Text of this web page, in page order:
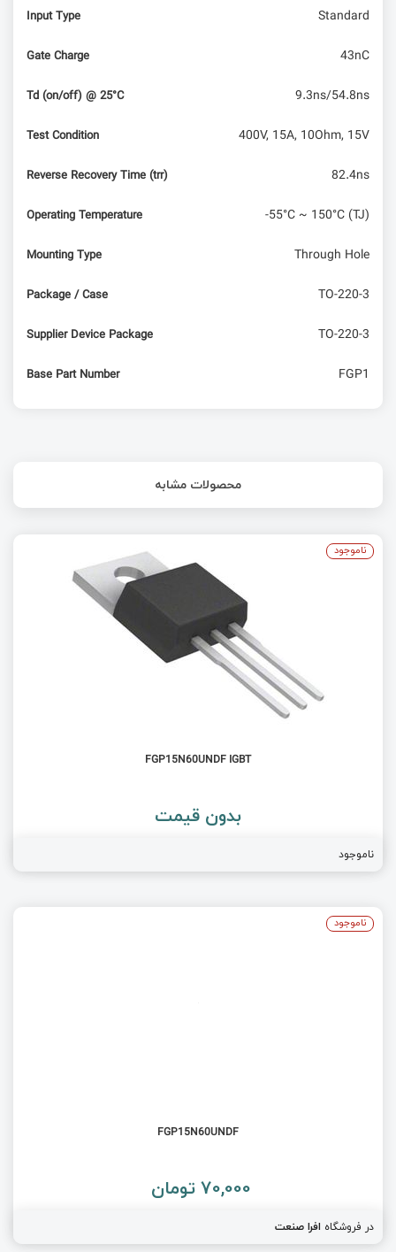
Input Type Standard
Gate Charge 43nC
Td (on/off) @ 25°C 9.3ns/54.8ns
Test Condition 400V, 15A, 10Ohm, 15V
Reverse Recovery Time (trr) 82.4ns
Operating Temperature -55°C ~ 150°C (TJ)
Mounting Type Through Hole
Package / Case TO-220-3
Supplier Device Package TO-220-3
Base Part Number FGP1
محصولات مشابه
FGP15N60UNDF IGBT
بدون قیمت
ناموجود
ناموجود
FGP15N60UNDF
70,000 تومان
در فروشگاه افرا صنعت
ناموجود